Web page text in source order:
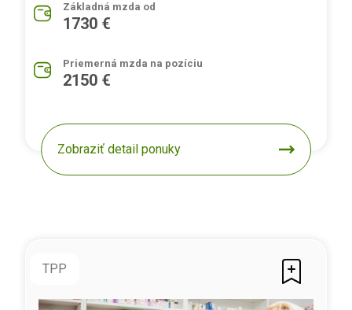
Základná mzda od
1730 €
Priemerná mzda na pozíciu
2150 €
Zobraziť detail ponuky
TPP